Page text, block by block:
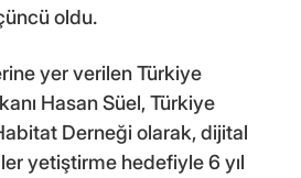
oldu.
yer verilen Türkiye
Hasan Süel, Türkiye
Derneği olarak, dijital
yetiştirme hedefiyle 6 yıl